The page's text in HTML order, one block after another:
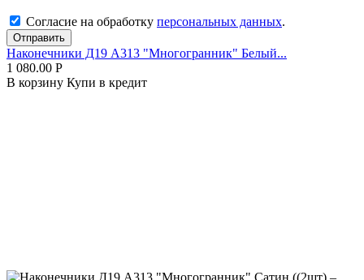
Согласие на обработку персональных данных.
Отправить
Наконечники Д19 А313 "Многогранник" Белый...
1 080.00 Р
В корзину Купи в кредит